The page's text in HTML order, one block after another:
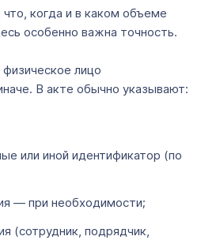
что, когда и в каком объеме
особенно важна точность.
лицо
В акте обычно указывают:
или иной идентификатор (по
— при необходимости;
(сотрудник, подрядчик,